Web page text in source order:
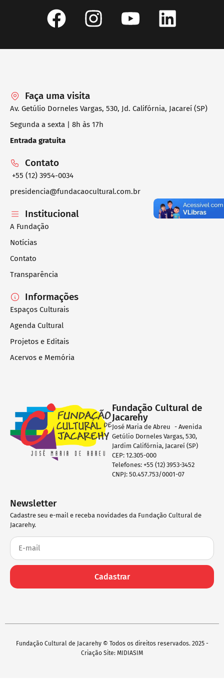
Faça uma visita
Av. Getúlio Dorneles Vargas, 530, Jd. Califórnia, Jacareí (SP)
Segunda a sexta | 8h às 17h
Entrada gratuita
Contato
+55 (12) 3954-0034
presidencia@fundacaocultural.com.br
Institucional
A Fundação
Notícias
Contato
Transparência
Informações
Espaços Culturais
Agenda Cultural
Projetos e Editais
Acervos e Memória
Fundação Cultural de
Jacarehy
José Maria de Abreu - Avenida
Getúlio Dorneles Vargas, 530,
Jardim Califórnia, Jacareí (SP)
CEP: 12.305-000
Telefones: +55 (12) 3953-3452
CNPJ: 50.457.753/0001-07
Newsletter
Cadastre seu e-mail e receba novidades da Fundação Cultural de
Jacarehy.
Cadastrar
Fundação Cultural de Jacarehy © Todos os direitos reservados. 2025 -
Criação Site: MIDIASIM